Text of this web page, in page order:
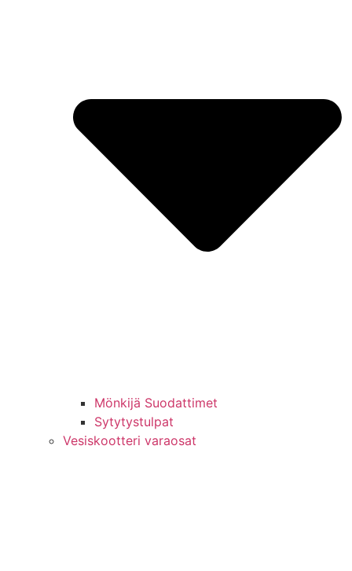
Mönkijä Suodattimet
Sytytystulpat
Vesiskootteri varaosat